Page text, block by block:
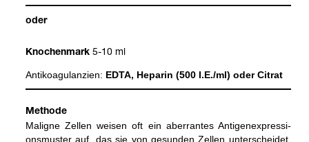
oder
Kno­chen­mark 5-10 ml
Anti­ko­agu­lan­zien: EDTA, Hepa­rin (500 I.E./ml) oder Citrat
Methode
Mali­gne Zel­len wei­sen oft ein aberran­tes Anti­gen­ex­pres­si­
ons­mus­ter auf, das sie von gesun­den Zel­len unter­schei­det.